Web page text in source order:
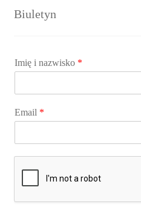
Biuletyn
Imię i nazwisko *
Email *